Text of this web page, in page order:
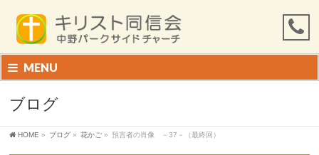
MENU
ブログ
HOME » ブログ » 花かご » 預言者の肖像 －37－（最終回）